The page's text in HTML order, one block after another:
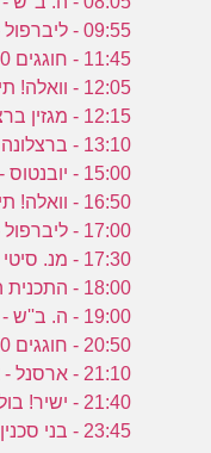
09:55 - ליברפול - ניוקאסל
11:45 - חוגגים 30 שנות פרמיירליג
12:05 - וואלה! תיקתקנו - מבזק ספורט
12:15 - מגזין ברצלונה 2022/23
13:10 - ברצלונה - ויאדוליד
15:00 - יובנטוס - ספציה
16:50 - וואלה! תיקתקנו - מבזק ספורט
17:00 - ליברפול - ניוקאסל
17:30 - מנ. סיטי - נוטינגהאם פורסט
18:00 - התכנית השבועית של קלי ורייט
19:00 - ה. ב''ש - מ.ס. אשדוד
20:50 - חוגגים 30 שנות פרמיירליג
21:10 - ארסנל - אסטון וילה
21:40 - ישיר! בולוניה - סלרניטנה
23:45 - בני סכנין - מ. חיפה